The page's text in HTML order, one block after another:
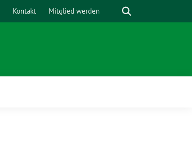
Kontakt Mitglied werden Suche